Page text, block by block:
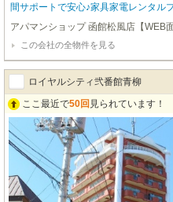
間サポートで安心♪家具家電レンタ
プ函館地域№1の物件取扱数の函館松
アパマンショップ 函館松風店【WEB面
この会社の全物件を見る
ロイヤルシティ弐番館青柳
ここ最近で50回 見られています！